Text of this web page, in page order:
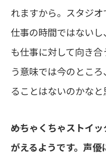
れますから。スタジ
仕事の時間ではない
も仕事に対して向き
う意味では今のとこ
ることはないのかなと
――めちゃくちゃストイ
がえるようです。声